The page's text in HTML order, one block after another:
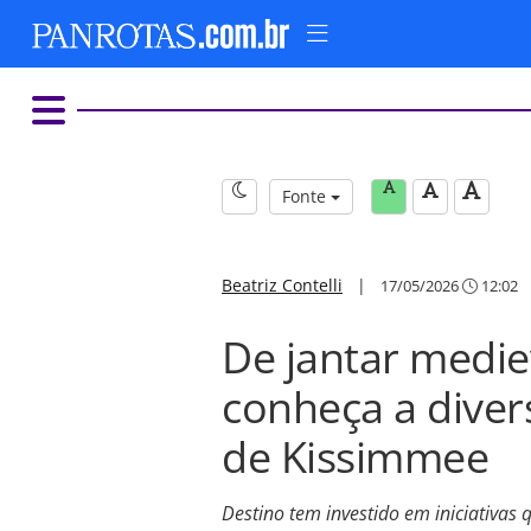
Fonte
Beatriz Contelli | 17/05/2026 12:02
De jantar
conheça a
de Kissimmee
Destino tem investido em iniciativas